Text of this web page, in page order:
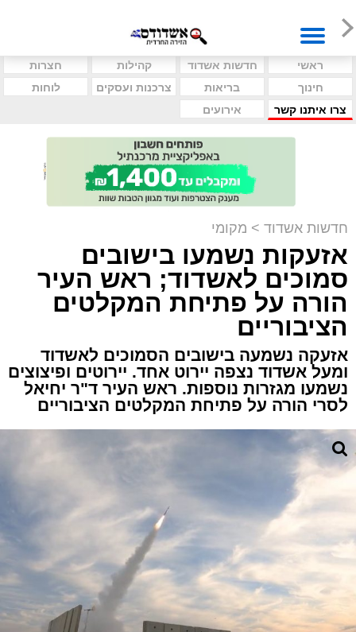
ראשי חדשות אשדוד קהילות
חצרות
חינוך
בריאות צרכנות ועסקים
לוחות
צרו איתנו קשר
אירועים
חדשות אשדוד > מקומי
אזעקות נשמעו בישובים
סמוכים לאשדוד; ראש העיר
הורה על פתיחת המקלטים
הציבוריים
אזעקה נשמעה בישובים הסמוכים לאשדוד
ומעל אשדוד נצפה יירוט אחד. יירוטים ופיצוצים
נשמעו מגזרות נוספות. ראש העיר ד"ר יחיאל
לסרי הורה על פתיחת המקלטים הציבוריים